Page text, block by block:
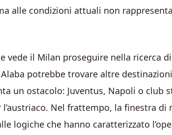
alle condizioni attuali non
vede il Milan proseguire nella ricerca di
potrebbe trovare altre
un ostacolo: Juventus, Napoli o club
Nel frattempo, la finestra
logiche che hanno caratterizzato